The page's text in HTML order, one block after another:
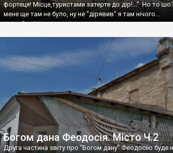
фортеця! Місце,туристами затерте до дір!..." Но то
мене ще там не було, ну не "дірявив" я там нічого...
принаймні до цього літа.
Богом дана Феодосія. Місто Ч.2
Друга частина звіту про "Богом дану" Феодосію буде